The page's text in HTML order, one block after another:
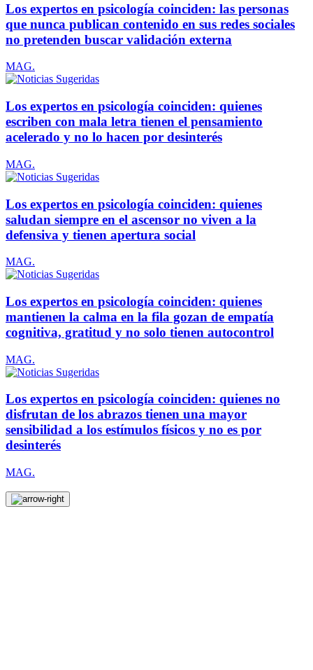
Los expertos en psicología coinciden: las personas
que nunca publican contenido en sus redes sociales
no pretenden buscar validación externa
MAG.
Los expertos en psicología coinciden: quienes
escriben con mala letra tienen el pensamiento
acelerado y no lo hacen por desinterés
MAG.
Los expertos en psicología coinciden: quienes
saludan siempre en el ascensor no viven a la
defensiva y tienen apertura social
MAG.
Los expertos en psicología coinciden: quienes
mantienen la calma en la fila gozan de empatía
cognitiva, gratitud y no solo tienen autocontrol
MAG.
Los expertos en psicología coinciden: quienes no
disfrutan de los abrazos tienen una mayor
sensibilidad a los estímulos físicos y no es por
desinterés
MAG.